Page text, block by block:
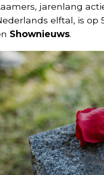
jarenlang
elftal, is
Shownieuws.